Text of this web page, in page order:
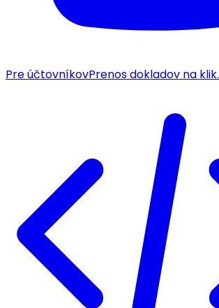
Pre účtovníkovPrenos dokladov na klik.